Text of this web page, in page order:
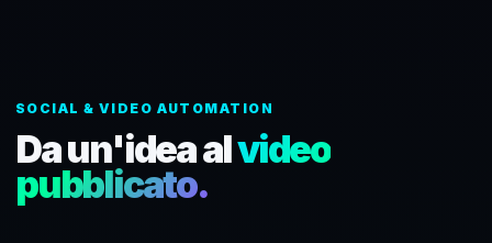
SOCIAL & VIDEO AUTOMATION
Da un'idea alvideo
pubblicato.